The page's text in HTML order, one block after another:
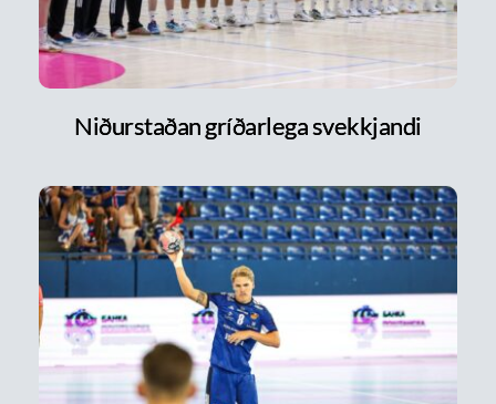
Niðurstaðan gríðarlega svekkjandi